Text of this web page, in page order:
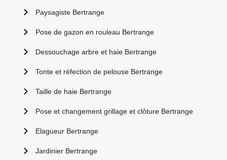
Paysagiste Bertrange
Pose de gazon en rouleau Bertrange
Dessouchage arbre et haie Bertrange
Tonte et réfection de pelouse Bertrange
Taille de haie Bertrange
Pose et changement grillage et clôture Bertrange
Elagueur Bertrange
Jardinier Bertrange